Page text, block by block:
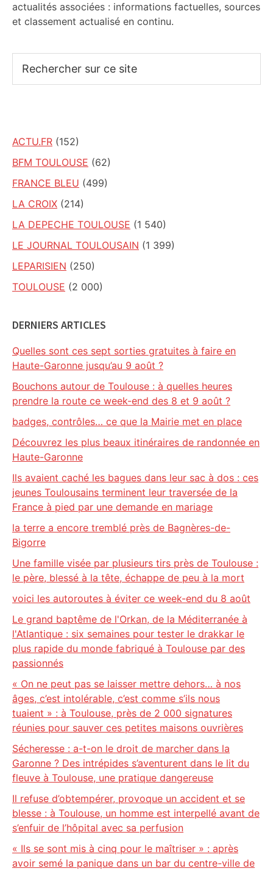
actualités associées : informations factuelles, sources
et classement actualisé en continu.
sur
ACTU.FR (152)
BFM TOULOUSE (62)
FRANCE BLEU (499)
LA CROIX (214)
LA DEPECHE TOULOUSE (1 540)
LE JOURNAL TOULOUSAIN (1 399)
LEPARISIEN (250)
TOULOUSE (2 000)
DERNIERS ARTICLES
Quelles sont ces sept sorties gratuites à faire en
Haute-Garonne jusqu’au 9 août ?
Bouchons autour de Toulouse : à quelles heures
prendre la route ce week-end des 8 et 9 août ?
badges, contrôles… ce que la Mairie met en place
Découvrez les plus beaux itinéraires de randonnée en
Haute-Garonne
Ils avaient caché les bagues dans leur sac à dos : ces
jeunes Toulousains terminent leur traversée de la
France à pied par une demande en mariage
la terre a encore tremblé près de Bagnères-de-
Bigorre
Une famille visée par plusieurs tirs près de Toulouse :
le père, blessé à la tête, échappe de peu à la mort
voici les autoroutes à éviter ce week-end du 8 août
Le grand baptême de l'Orkan, de la Méditerranée à
l'Atlantique : six semaines pour tester le drakkar le
plus rapide du monde fabriqué à Toulouse par des
passionnés
« On ne peut pas se laisser mettre dehors… à nos
âges, c’est intolérable, c’est comme s’ils nous
tuaient » : à Toulouse, près de 2 000 signatures
réunies pour sauver ces petites maisons ouvrières
Sécheresse : a-t-on le droit de marcher dans la
Garonne ? Des intrépides s’aventurent dans le lit du
fleuve à Toulouse, une pratique dangereuse
Il refuse d’obtempérer, provoque un accident et se
blesse : à Toulouse, un homme est interpellé avant de
s’enfuir de l’hôpital avec sa perfusion
« Ils se sont mis à cinq pour le maîtriser » : après
avoir semé la panique dans un bar du centre-ville de